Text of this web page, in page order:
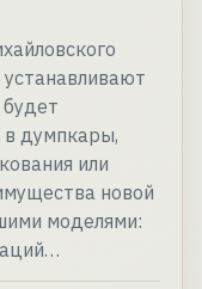
думпкары,
или
новой
моделями: